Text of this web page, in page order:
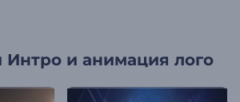
Интро и анимация лого